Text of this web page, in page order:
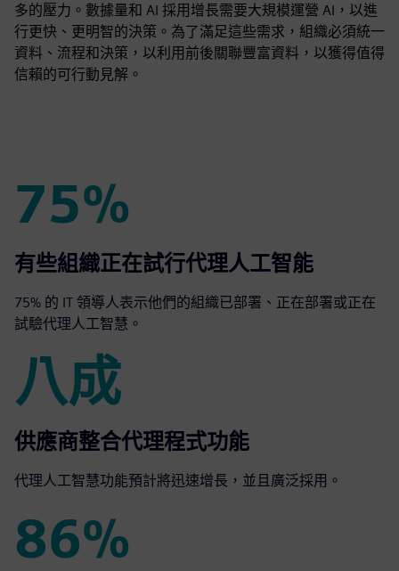
多的壓力。數據量和 AI 採用增長需要大規模運營 AI，以進
行更快、更明智的決策。為了滿足這些需求，組織必須統一
資料、流程和決策，以利用前後關聯豐富資料，以獲得值得
信賴的可行動見解。
75%
75%
有些組織正在試行代理人工智能
75% 的 IT 領導人表示他們的組織已部署、正在部署或正在
試驗代理人工智慧。
八成
八成
供應商整合代理程式功能
代理人工智慧功能預計將迅速增長，並且廣泛採用。
86%